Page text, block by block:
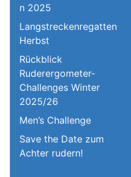
n 2025
Langstreckenregatten
Herbst
Rückblick
Ruderergometer-
Challenges Winter
2025/26
Men’s Challenge
Save the Date zum
Achter rudern!